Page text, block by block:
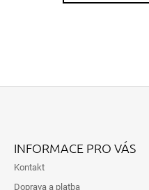
INFORMACE PRO VÁS
Kontakt
Doprava a platba